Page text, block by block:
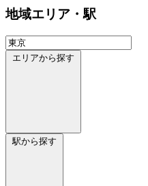
地域エリア・駅
エリアから探す
駅から探す